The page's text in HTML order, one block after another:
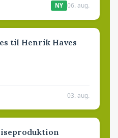
NY 06. aug.
til Henrik Haves
03. aug.